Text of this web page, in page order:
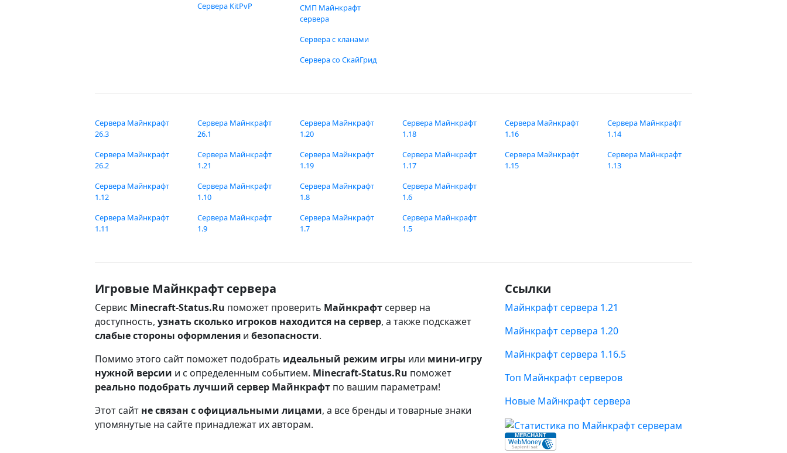
Сервера KitPvP
СМП Майнкрафт
сервера
Сервера с кланами
Сервера со СкайГрид
Сервера Майнкрафт
26.3
Сервера Майнкрафт
26.2
Сервера Майнкрафт
26.1
Сервера Майнкрафт
1.21
Сервера Майнкрафт
1.20
Сервера Майнкрафт
1.19
Сервера Майнкрафт
1.18
Сервера Майнкрафт
1.17
Сервера Майнкрафт
1.16
Сервера Майнкрафт
1.15
Сервера Майнкрафт
1.14
Сервера Майнкрафт
1.13
Сервера Майнкрафт
1.12
Сервера Майнкрафт
1.11
Сервера Майнкрафт
1.10
Сервера Майнкрафт
1.9
Сервера Майнкрафт
1.8
Сервера Майнкрафт
1.7
Сервера Майнкрафт
1.6
Сервера Майнкрафт
1.5
Игровые Майнкрафт сервера
Сервис Minecraft-Status.Ru поможет проверить Майнкрафт сервер на
доступность, узнать сколько игроков находится на сервер, а также подскажет
слабые стороны оформления и безопасности.
Помимо этого сайт поможет подобрать идеальный режим игры или мини-игру
нужной версии и с определенным событием. Minecraft-Status.Ru поможет
реально подобрать лучший сервер Майнкрафт по вашим параметрам!
Этот сайт не связан с официальными лицами, а все бренды и товарные знаки
упомянутые на сайте принадлежат их авторам.
Ссылки
Майнкрафт сервера 1.21
Майнкрафт сервера 1.20
Майнкрафт сервера 1.16.5
Топ Майнкрафт серверов
Новые Майнкрафт сервера